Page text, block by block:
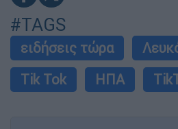
#TAGS
ειδήσεις τώρα
Tik Tok
ΗΠΑ